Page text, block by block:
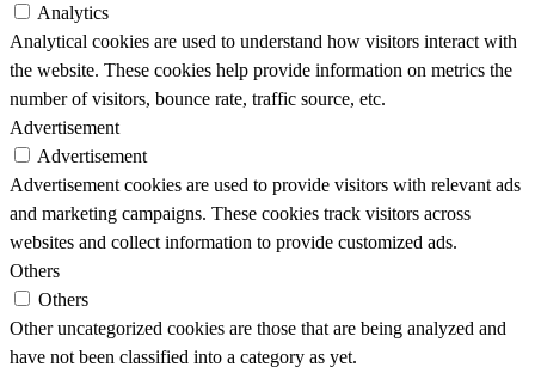
Analytics
Analytical cookies are used to understand how visitors interact with
the website. These cookies help provide information on metrics the
number of visitors, bounce rate, traffic source, etc.
Advertisement
Advertisement
Advertisement cookies are used to provide visitors with relevant ads
and marketing campaigns. These cookies track visitors across
websites and collect information to provide customized ads.
Others
Others
Other uncategorized cookies are those that are being analyzed and
have not been classified into a category as yet.